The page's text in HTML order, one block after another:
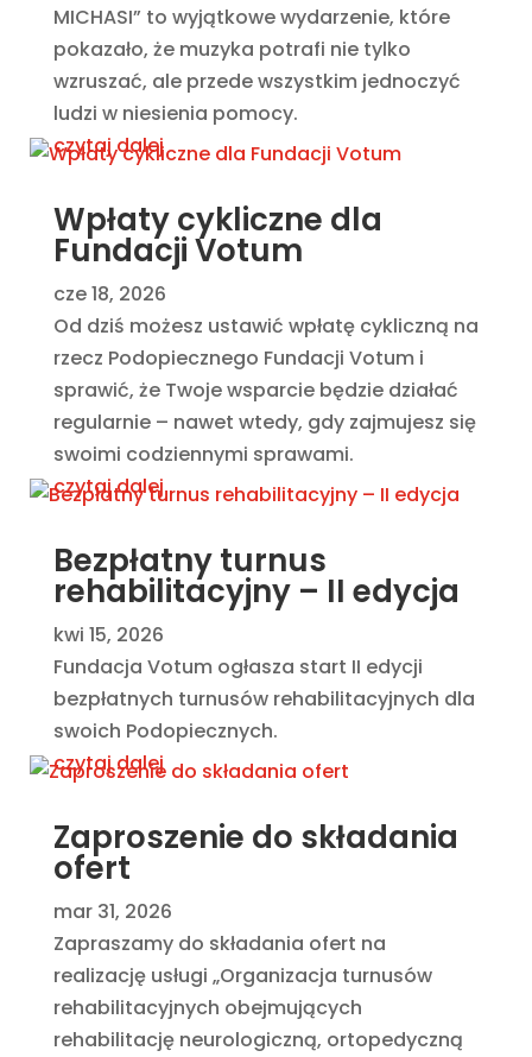
MICHASI” to wyjątkowe wydarzenie, które
pokazało, że muzyka potrafi nie tylko
wzruszać, ale przede wszystkim jednoczyć
ludzi w niesienia pomocy.
czytaj dalej
Wpłaty cykliczne dla
Fundacji Votum
cze 18, 2026
Od dziś możesz ustawić wpłatę cykliczną na
rzecz Podopiecznego Fundacji Votum i
sprawić, że Twoje wsparcie będzie działać
regularnie – nawet wtedy, gdy zajmujesz się
swoimi codziennymi sprawami.
czytaj dalej
Bezpłatny turnus
rehabilitacyjny – II edycja
kwi 15, 2026
Fundacja Votum ogłasza start II edycji
bezpłatnych turnusów rehabilitacyjnych dla
swoich Podopiecznych.
czytaj dalej
Zaproszenie do składania
ofert
mar 31, 2026
Zapraszamy do składania ofert na
realizację usługi „Organizacja turnusów
rehabilitacyjnych obejmujących
rehabilitację neurologiczną, ortopedyczną